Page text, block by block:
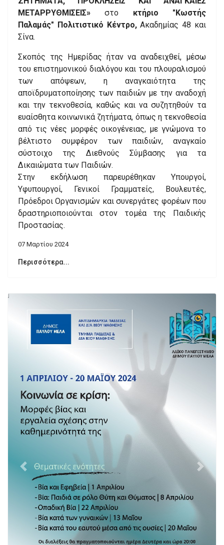
ΜΕΤΑΡΡΥΘΜΙΣΕΙΣ» στο κτήριο "Κωστής
Παλαμάς" Πολιτιστικό Κέντρο,Ακαδημίας 48 και
Σίνα.
Σκοπός της Ημερίδας ήταν να αναδειχθεί, μέσω
του επιστημονικού διαλόγου και του πλουραλισμού
των απόψεων, η αναγκαιότητα της
αποϊδρυματοποίησης των παιδιών με την αναδοχή
και την τεκνοθεσία, καθώς και να συζητηθούν τα
ευαίσθητα κοινωνικά ζητήματα, όπως η τεκνοθεσία
από τις νέες μορφές οικογένειας, με γνώμονα το
βέλτιστο συμφέρον των παιδιών, αναγκαίο
σύστοιχο της Διεθνούς Σύμβασης για τα
Δικαιώματα των Παιδιών.
Στην εκδήλωση παρευρέθηκαν Υπουργοί,
Υφυπουργοί, Γενικοί Γραμματείς, Βουλευτές,
Πρόεδροι Οργανισμών και συνεργάτες φορέων που
δραστηριοποιούνται στον τομέα της Παιδικής
Προστασίας.
07 Μαρτίου 2024
Περισσότερα...
Previous Next